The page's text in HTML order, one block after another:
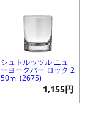
シュトルッツル ニュ
ーヨークバー ロック 2
50ml (2675)
1,155円